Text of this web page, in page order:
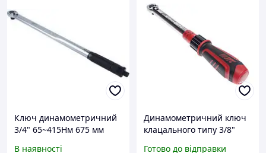
Ключ динамометричний
3/4" 65~415Hм 675 мм
В наявності
Динамометричний ключ
клацального типу 3/8"
Готово до відправки